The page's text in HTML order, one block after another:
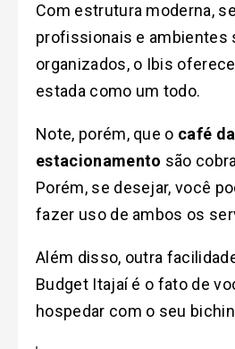
Com estrutura moderna,
profissionais e ambientes
organizados, o Ibis
estada como um todo.
Note, porém, que o café
estacionamento são
Porém, se desejar, você
fazer uso de ambos os
Além disso, outra
Budget Itajaí é o fato de
hospedar com o seu